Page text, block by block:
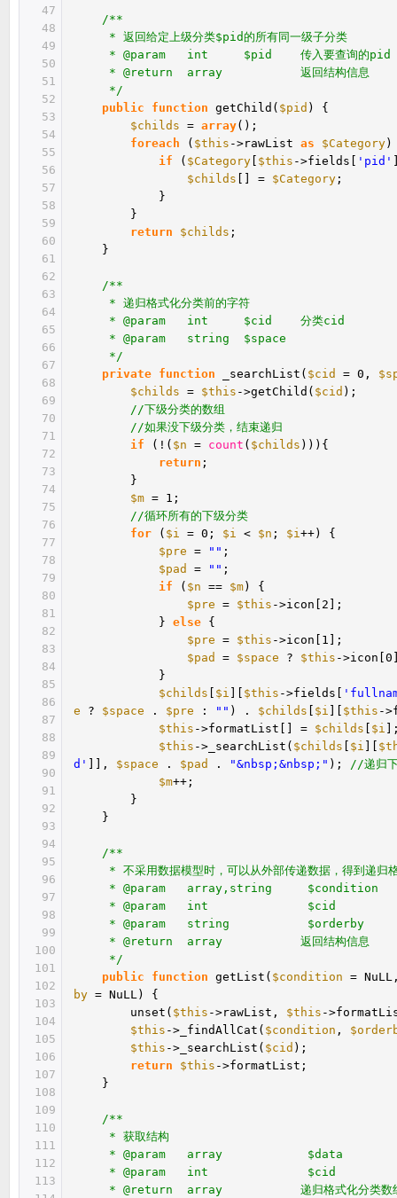
47
48
49
50
51
52
53
54
55
56
57
58
59
60
61
62
63
64
65
66
67
68
69
70
71
72
73
74
75
76
77
78
79
80
81
82
83
84
85
86
87
88
89
90
91
92
93
94
95
96
97
98
99
100
101
102
103
104
105
106
107
108
109
110
111
112
113
/**
* 返回给定上级分类$pid的所有同一级子分类
* @param int $pid 传入要查询的pid
* @return array 返回结构信息
*/
public
function getChild( $pid ) {
$childs = array();
foreach
( $this ->rawList as $Category)
if
( $Category [ $this ->fields[ 'pid'
$childs [] = $Category ;
}
}
return
$childs ;
}
/**
* 递归格式化分类前的字符
* @param int $cid 分类cid
* @param string $space
*/
private function _searchList( $cid = 0,
$childs = $this ->getChild( $cid );
//下级分类的数组
//如果没下级分类，结束递归
if
(!( $n = count ( $childs ))){
return ;
}
$m = 1;
//循环所有的下级分类
for
( $i = 0; $i < $n ; $i ++) {
$pre = "" ;
$pad
= "" ;
if
( $n == $m) {
$pre = $this ->icon[2];
} else {
$pre = $this ->icon[1];
$pad
= $space ? $this -
}
$childs [ $i ][ $this ->fields[
e
? $space . $pre : "" ) . $childs [ $i ][ $this -
$this ->formatList[] = $childs [ $i
$this ->_searchList( $childs [ $i ][
d' ]], $space . $pad . "&nbsp;&nbsp;" );
//递归
$m++;
}
}
/**
* 不采用数据模型时，可以从外部传递数据，得到递归
* @param array,string $condition
* @param int $cid 起
* @param string $orderby
* @return array 返回结构信息
*/
public
function getList( $condition =
by = NuLL) {
unset( $this ->rawList, $this -
$this ->_findAllCat( $condition ,
$this ->_searchList( $cid );
return
$this ->formatList;
}
/**
* 获取结构
* @param array $data 二维
* @param int $cid 起
* @return array 递归格式化分类数